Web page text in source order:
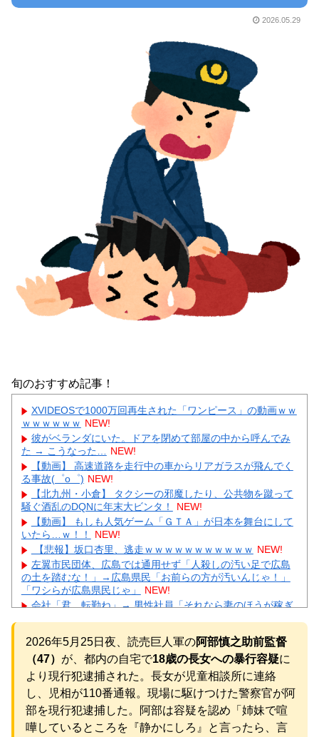
2026.05.29
旬のおすすめ記事！
XVIDEOSで1000万回再生された「ワンピース」の動画ｗｗ
ｗｗｗｗｗｗ NEW!
彼がベランダにいた。ドアを閉めて部屋の中から呼んでみ
た → こうなった…
NEW!
【動画】 高速道路を走行中の車からリアガラスが飛んでく
る事故(゜o゜) NEW!
【北九州・小倉】 タクシーの邪魔したり、公共物を蹴って
騒ぐ酒乱のDQNに年末大ビンタ！
NEW!
【動画】 もしも人気ゲーム「ＧＴＡ」が日本を舞台にして
いたら…ｗ！！
NEW!
【悲報】坂口杏里、逃走ｗｗｗｗｗｗｗｗｗｗｗ NEW!
左翼市民団体、広島では通用せず「人殺しの汚い足で広島
の土を踏むな！」→広島県民「お前らの方が汚いんじゃ！」
「ワシらが広島県民じゃ」
NEW!
会社「君、転勤ね」→ 男性社員「それなら妻のほうが稼ぎ
【ネット騒然】 元ジャンポケ斉藤の妻、夫の求刑7年翌日
にインスタ更新！その内容がガチでヤバすぎる… NEW!
【悲報】 とにかくヤりたくてブスと付き合ったらｗｗｗｗ
ｗｗｗｗｗｗｗｗｗｗｗ NEW!
【驚愕】GLAYのTERU”55歳激変”にガル民総ツッコミ→鼻
科学論争に発展ｗｗｗ NEW!
【物議】辻希美、中2息子の荷造り全代行→ガル民「駄目男
製造」大激論ｗｗｗ
2026年5月25日夜、読売巨人軍の阿部慎之助前監督
（47） が、都内の自宅で18歳の長女への暴行容疑に
より現行犯逮捕された。長女が児童相談所に連絡
し、児相が110番通報。現場に駆けつけた警察官が阿
部を現行犯逮捕した。阿部は容疑を認め「姉妹で喧
嘩しているところを『静かにしろ』と言ったら、言